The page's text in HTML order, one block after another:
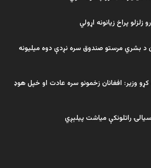
زلزلو پراخ زیانونه اړولي
بشري مرستو صندوق سره نږدې دوه میلیونه
کړو وزیر: افغانان زخمونو سره عادت او خپل هوډ
راتلونکې میاشت پیلېږي